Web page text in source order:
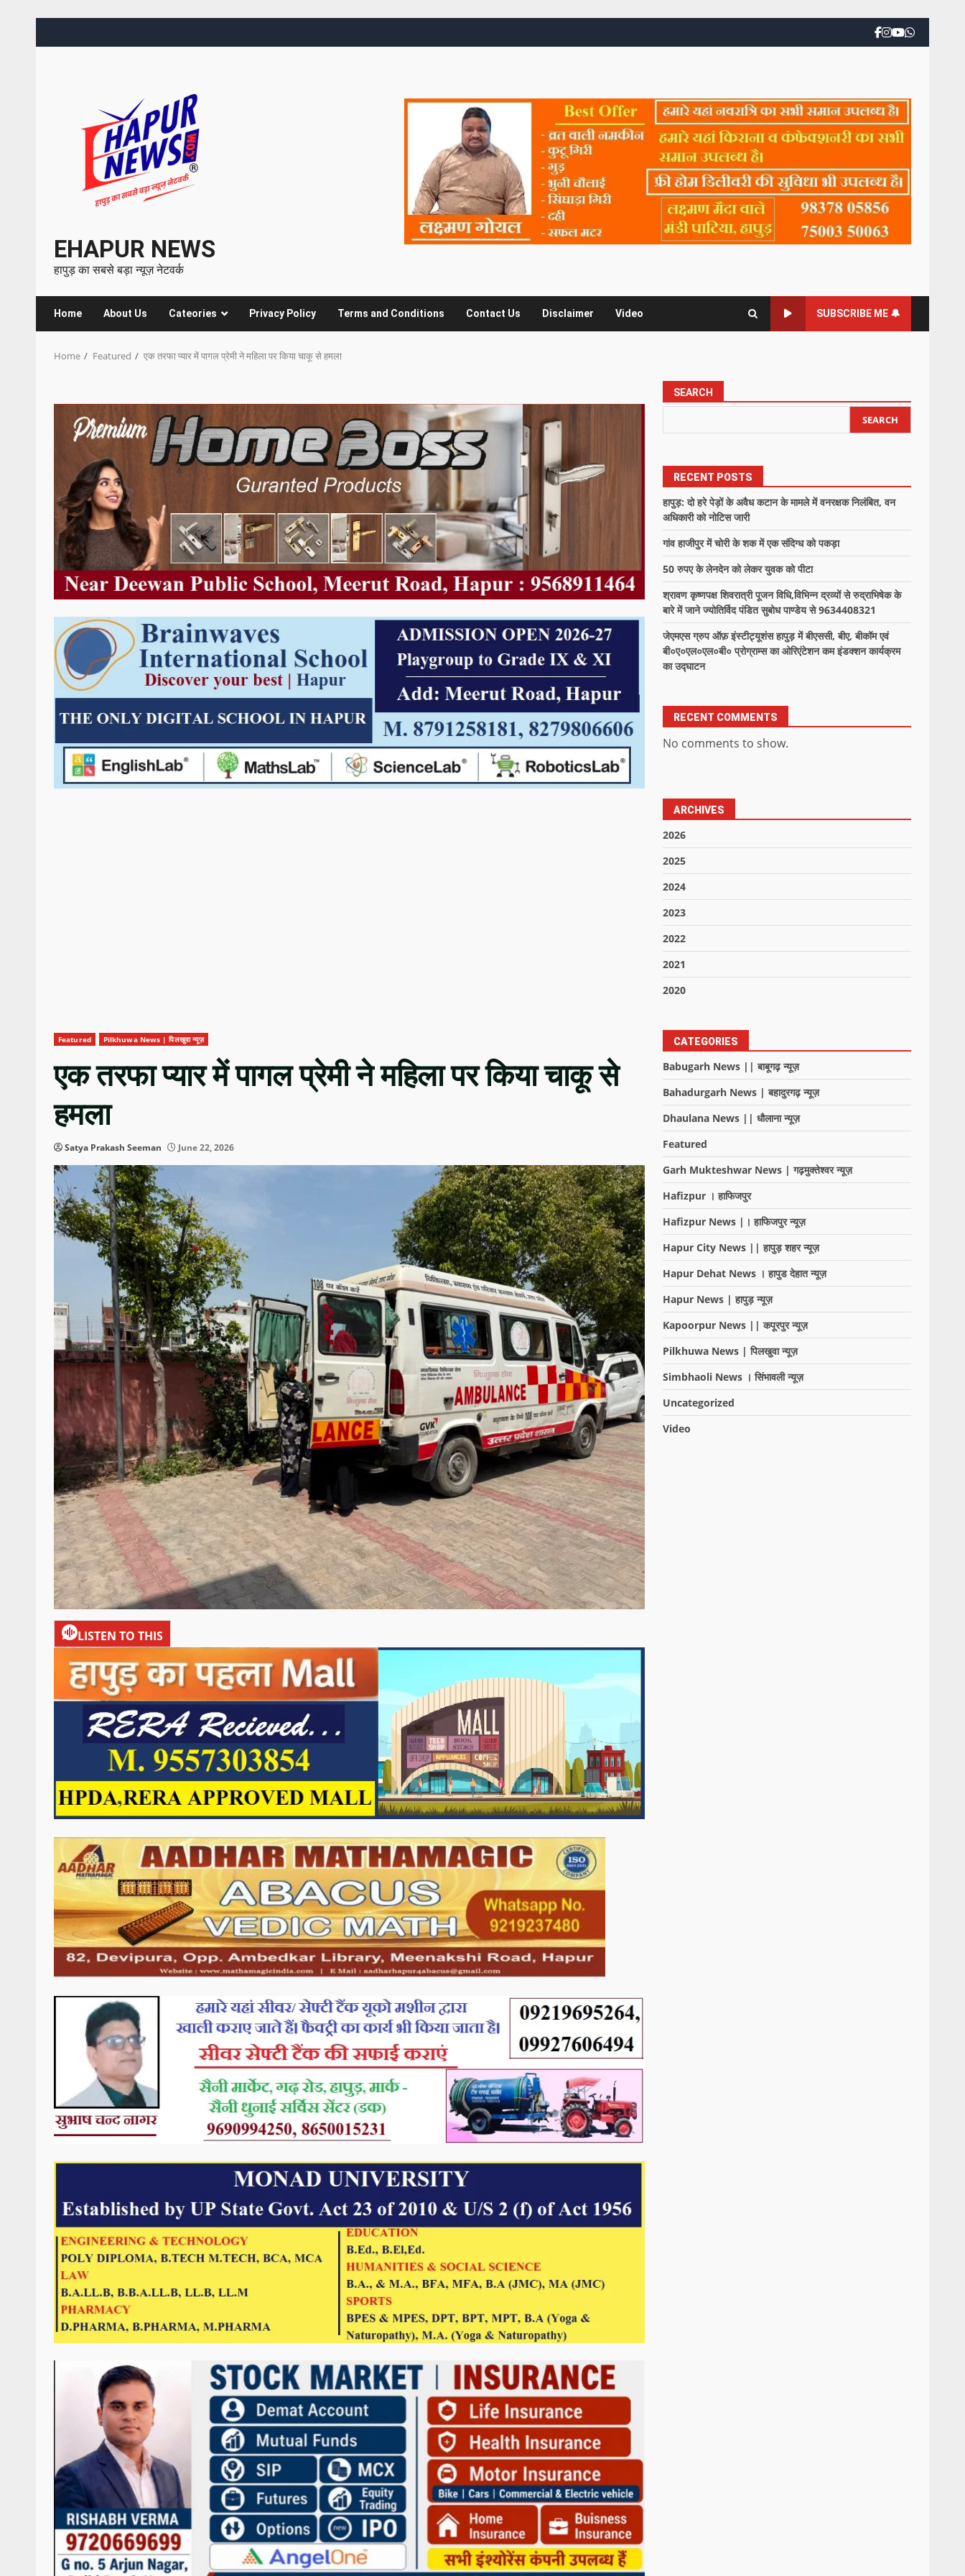
EHAPUR NEWS
हापुड़ का सबसे बड़ा न्यूज़ नेटवर्क
Home About Us Cateories Privacy Policy Terms and Conditions Contact Us Disclaimer Video SUBSCRIBE ME 🔔
Home Featured एक तरफा प्यार में पागल प्रेमी ने महिला पर किया चाकू से हमला
Featured Pilkhuwa News | पिलखुवा न्यूज़
एक तरफा प्यार में पागल प्रेमी ने महिला पर किया चाकू से
हमला
Satya Prakash Seeman June 22, 2026
LISTEN TO THIS
SEARCH
SEARCH
RECENT POSTS
हापुड़: दो हरे पेड़ों के अवैध कटान के मामले में वनरक्षक निलंबित, वन
अधिकारी को नोटिस जारी
गांव हाजीपुर में चोरी के शक में एक संदिग्ध को पकड़ा
50 रुपए के लेनदेन को लेकर युवक को पीटा
श्रावण कृष्णपक्ष शिवरात्री पूजन विधि,विभिन्न द्रव्यों से रुद्राभिषेक के
बारे में जाने ज्योतिर्विद पंडित सुबोध पाण्डेय से 9634408321
जेएमएस ग्रुप ऑफ़ इंस्टीट्यूशंस हापुड़ में बीएससी, बीए, बीकॉम एवं
बी०ए०एल०एल०बी० प्रोग्राम्स का ओरिएंटेशन कम इंडक्शन कार्यक्रम
का उद्घाटन
RECENT COMMENTS
No comments to show.
ARCHIVES
2026
2025
2024
2023
2022
2021
2020
CATEGORIES
Babugarh News || बाबूगढ़ न्यूज़
Bahadurgarh News | बहादुरगढ़ न्यूज़
Dhaulana News || धौलाना न्यूज़
Featured
Garh Mukteshwar News | गढ़मुक्तेश्वर न्यूज़
Hafizpur । हाफिजपुर
Hafizpur News |। हाफिजपुर न्यूज़
Hapur City News || हापुड़ शहर न्यूज़
Hapur Dehat News । हापुड देहात न्यूज़
Hapur News | हापुड़ न्यूज़
Kapoorpur News || कपूरपुर न्यूज़
Pilkhuwa News | पिलखुवा न्यूज़
Simbhaoli News । सिंभावली न्यूज़
Uncategorized
Video